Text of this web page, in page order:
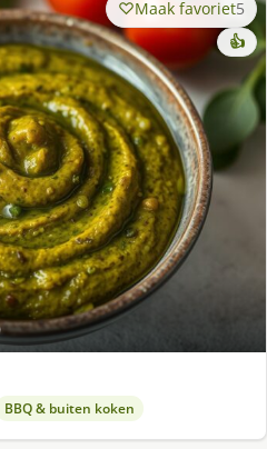
Maak favoriet5
👍
BBQ & buiten koken